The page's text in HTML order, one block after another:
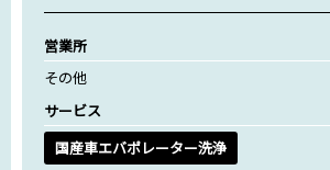
営業所
その他
サービス
国産車エバポレーター洗浄